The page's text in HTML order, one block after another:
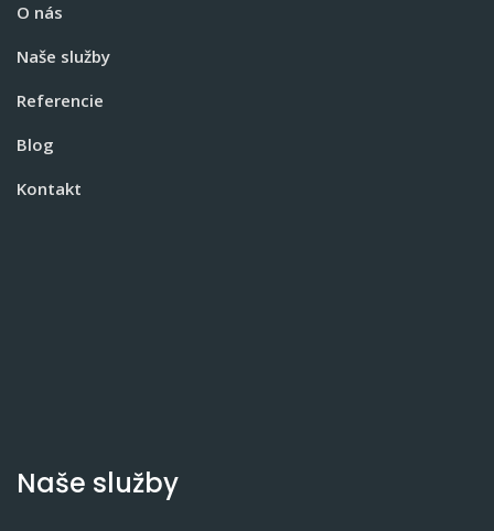
O nás
Naše služby
Referencie
Blog
Kontakt
Naše služby